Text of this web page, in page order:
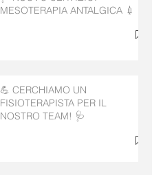
MESOTERAPIA ANTALGICA 💉
💪 CERCHIAMO UN
FISIOTERAPISTA PER IL
NOSTRO TEAM! 🩺